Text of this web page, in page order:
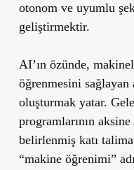
otonom ve uyumlu
geliştirmektir.
AI’ın özünde,
öğrenmesini
oluşturmak yatar.
programlarının
belirlenmiş katı
“makine öğrenimi”